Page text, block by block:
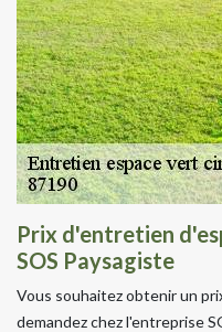
Prix d'entretien
SOS Paysagiste
Vous souhaitez obtenir un
demandez chez l'entreprise